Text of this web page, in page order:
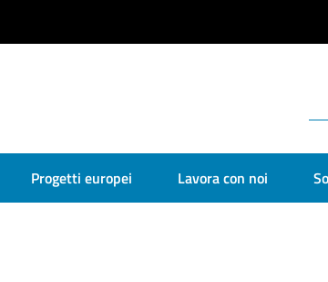
Progetti europei Lavora con noi